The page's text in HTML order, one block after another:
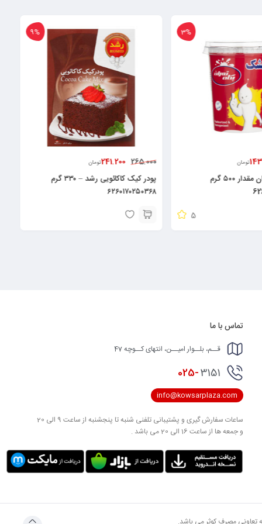
3%
تومان
کشک پگاه تهران مقدار ۵۰۰ گرم
5
9%
265.000
241.200تومان
پودر کیک کاکائویی رشد – ۳۳۰ گرم
۶۲۶۰۱۷۰۲۵۰۳۶۸
تماس با ما
قــم، بلــوار امیــن، انتهای کــوچه 47
025-3151
info@kowsarplaza.com
ساعات سفارش گیری و پشتیبانی تلفنی شنبه تا پنجشنبه از ساعت 9 الی 20
و جمعه ها از ساعت 16 الی 20 می باشد .
تعاونی مصرف کوثر می باشد.